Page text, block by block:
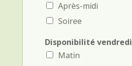
Après-midi
Soiree
Disponibilité vendredi
Matin